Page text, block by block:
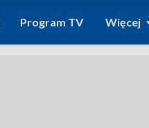
Program TV Więcej